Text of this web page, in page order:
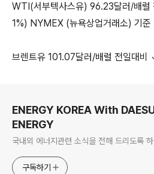
WTI(서부텍사스유) 96.23달러/배
1%) NYMEX (뉴욕상업거래소) 기준
브렌트유 101.07달러/배럴 전일대
ENERGY KOREA With
ENERGY
국내외 에너지관련 소식을 전해 드리도록
구독하기